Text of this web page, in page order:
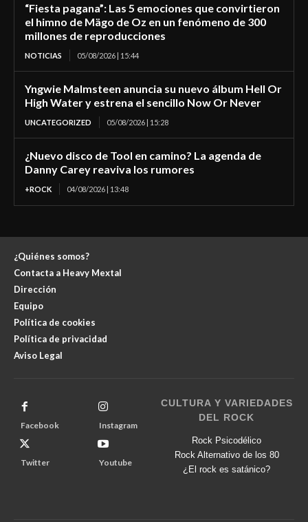
“Fiesta pagana”: Las 5 emociones que convirtieron
el himno de Mägo de Oz en un fenómeno de 300
millones de reproducciones
NOTICIAS 05/08/2026 | 15:44
Yngwie Malmsteen anuncia su nuevo álbum Hell Or
High Water y estrena el sencillo Now Or Never
UNCATEGORIZED 05/08/2026 | 15:28
¿Nuevo disco de Tool en camino? La agenda de
Danny Carey reaviva los rumores
+ROCK 04/08/2026 | 13:48
¿Quiénes somos?
Contacta a Heavy Mextal
Dirección
Equipo
Política de cookies
Política de privacidad
Aviso Legal
Facebook Instagram
Twitter Youtube
CULTURA Y VARIEDADES
DEL ROCK
Rock Psicodélico
Rock Alternativo de los 80
¿El rock es satánico?